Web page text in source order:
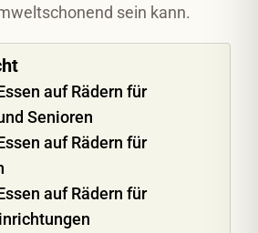
sein kann.
auf Rädern für
Senioren
auf Rädern für
auf Rädern für